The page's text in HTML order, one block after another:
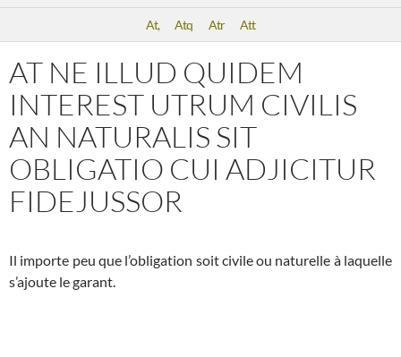
At, Atq Atr Att
AT NE ILLUD QUIDEM
INTEREST UTRUM CIVILIS
AN NATURALIS SIT
OBLIGATIO CUI ADJICITUR
FIDEJUSSOR
Il importe peu que l’obligation soit civile ou naturelle à laquelle
s’ajoute le garant.